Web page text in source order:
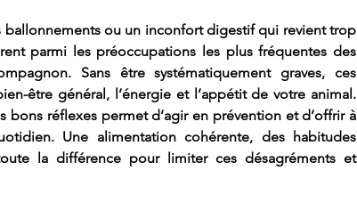
Chiots
ballonnements ou un inconfort digestif qui revient trop
parmi les préoccupations les plus fréquentes des
Sans être systématiquement graves, ces
être général, l’énergie et l’appétit de votre animal.
réflexes permet d’agir en prévention et d’offrir à
Une alimentation cohérente, des habitudes
la différence pour limiter ces désagréments et